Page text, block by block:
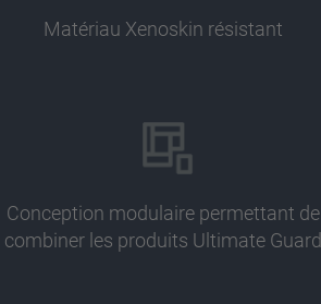
Matériau Xenoskin résistant
Conception modulaire permettant de
combiner les produits Ultimate Guard